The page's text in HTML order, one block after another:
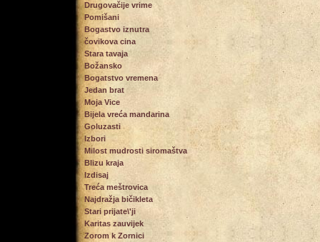
Drugovačije vrime
Pomišani
Bogastvo iznutra
čovikova cina
Stara tavaja
Božansko
Bogatstvo vremena
Jedan brat
Moja Vice
Bijela vreća mandarina
Goluzasti
Izbori
Milost mudrosti siromaštva
Blizu kraja
Izdisaj
Treća meštrovica
Najdražja bičikleta
Stari prijate\'ji
Karitas zauvijek
Zorom k Zornici